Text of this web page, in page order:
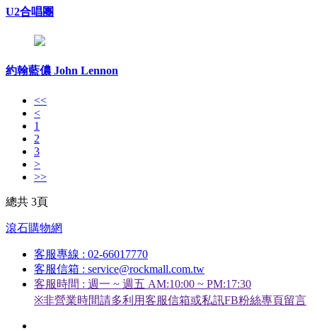
U2合唱團
約翰藍儂 John Lennon
<<
<
1
2
3
>
>>
總共 3頁
滾石購物網
客服專線 : 02-66017770
客服信箱 : service@rockmall.com.tw
客服時間 : 週一 ~ 週五 AM:10:00 ~ PM:17:30
※非營業時間請多利用客服信箱或私訊FB粉絲專頁留言